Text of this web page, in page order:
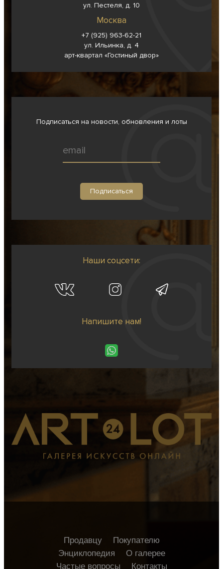
ул. Пестеля, д. 10
Москва
+7 (925) 963-62-21
ул. Ильинка, д. 4
арт-квартал «Гостиный двор»
Подписаться на новости, обновления и лоты
Наши соцсети:
Напишите нам!
Продавцу
Покупателю
Энциклопедия
О галерее
Частые вопросы
Контакты